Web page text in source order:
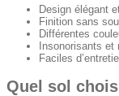
Design élégant
Finition sans
Différentes
Insonorisants et
Faciles
Quel sol